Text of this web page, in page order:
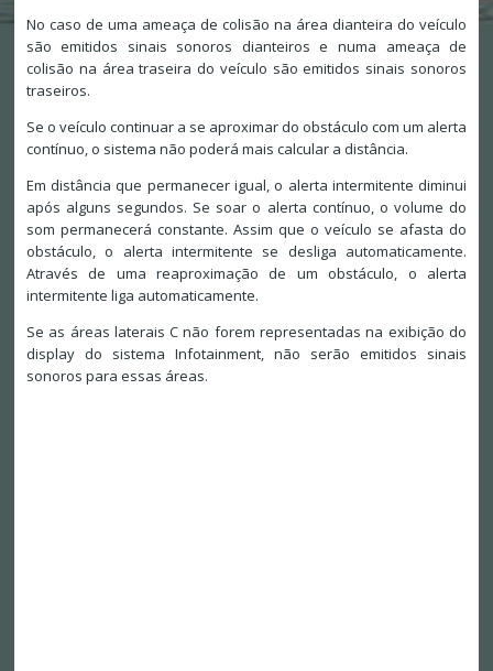
No caso de uma ameaça de colisão na área dianteira do veículo
são emitidos sinais sonoros dianteiros e numa ameaça de
colisão na área traseira do veículo são emitidos sinais sonoros
traseiros.
Se o veículo continuar a se aproximar do obstáculo com um alerta
contínuo, o sistema não poderá mais calcular a distância.
Em distância que permanecer igual, o alerta intermitente diminui
após alguns segundos. Se soar o alerta contínuo, o volume do
som permanecerá constante. Assim que o veículo se afasta do
obstáculo, o alerta intermitente se desliga automaticamente.
Através de uma reaproximação de um obstáculo, o alerta
intermitente liga automaticamente.
Se as áreas laterais C não forem representadas na exibição do
display do sistema Infotainment, não serão emitidos sinais
sonoros para essas áreas.